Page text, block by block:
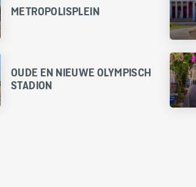
METROPOLISPLEIN
OUDE EN NIEUWE OLYMPISCH
STADION